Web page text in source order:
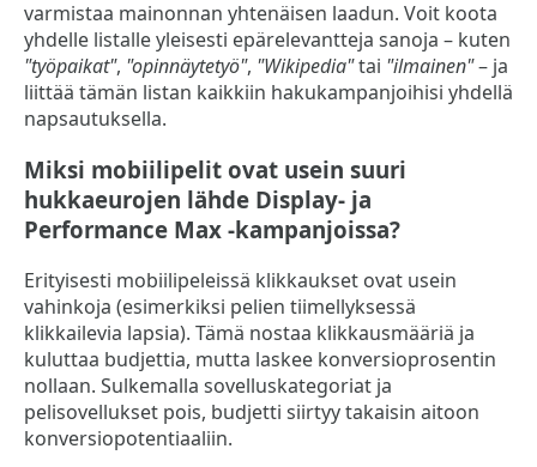
varmistaa mainonnan yhtenäisen laadun. Voit koota
yhdelle listalle yleisesti epärelevantteja sanoja – kuten
"työpaikat", "opinnäytetyö", "Wikipedia"tai "ilmainen"– ja
liittää tämän listan kaikkiin hakukampanjoihisi yhdellä
napsautuksella.
Miksi mobiilipelit ovat usein suuri
hukkaeurojen lähde Display- ja
Performance Max -kampanjoissa?
Erityisesti mobiilipeleissä klikkaukset ovat usein
vahinkoja (esimerkiksi pelien tiimellyksessä
klikkailevia lapsia). Tämä nostaa klikkausmääriä ja
kuluttaa budjettia, mutta laskee konversioprosentin
nollaan. Sulkemalla sovelluskategoriat ja
pelisovellukset pois, budjetti siirtyy takaisin aitoon
konversiopotentiaaliin.